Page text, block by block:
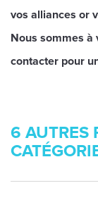
vos alliances or
Nous sommes à
contacter pour
6 AUTRES